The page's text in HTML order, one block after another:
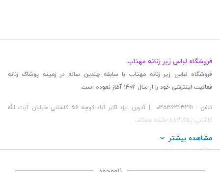
فروشگاه لباس زیر زنانه مهتاب
فروشگاه لباس زیر زنانه مهتاب با سابقه چندین ساله در زمینه پوشاک زنانه
فعالیت اینترنتی خود را از سال 1402 آغاز نموده است
تلفن : 03536243291 | آدرس :یزد-اکبر آباد-کوچه 56 کاشانی-خیابان آیت الله
کاشانی-پلاک882-طبقه همکف
مشاهده بیشتر